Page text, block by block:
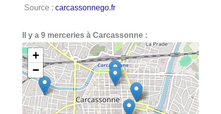
Source : carcassonnego.fr
Il y a 9 merceries à Carcassonne :
+
−